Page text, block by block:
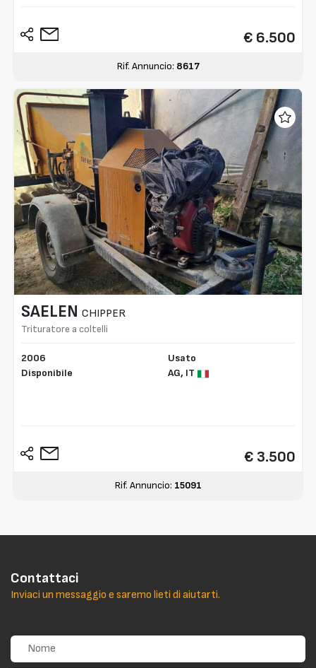
€ 6.500
Rif. Annuncio: 8617
SAELEN CHIPPER
Trituratore a coltelli
2006
Disponibile
Usato
AG, IT
€ 3.500
Rif. Annuncio: 15091
Contattaci
Inviaci un messaggio e saremo lieti di aiutarti.